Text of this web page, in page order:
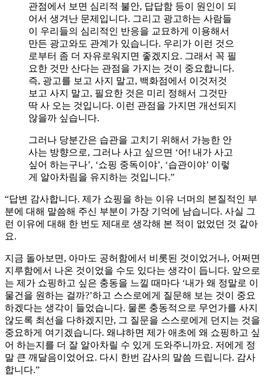
관점에서 보면 심리적 불안, 답답함 등이 원인이 되
어서 생겨난 문제입니다. 그리고 광고하는 사람들
이 우리들의 심리적인 반응을 교묘하게 이용해서
만든 광고와도 관계가 있습니다. 우리가 이런 것으
로부터 좀 더 자유로워지면 좋겠지요. 그래서 꼭 필
요한 것만 산다는 관점을 가지는 것이 중요합니다.
즉, 광고를 보고 사지 말고, 백화점에서 이것저것
보고 사지 말고, 필요한 것은 미리 정해서 그것만
딱 사 오는 것입니다. 이런 관점을 가지면 개선되지
않을까 싶습니다.
그러나 당분간은 습관을 고치기 위해서 가능한 안
사는 방향으로, 그러나 사고 싶으면 ‘어! 내가 사고
싶어 하는구나’, ‘쇼핑 중독이야’, ‘습관이야’ 이렇
게 알아차림을 유지하는 것입니다.”
“답변 감사합니다. 제가 쇼핑을 하는 이유 너머의 본질적인 부
분에 대해 말씀해 주신 부분이 가장 기억에 남습니다. 사실 그
런 이유에 대해 한 번도 제대로 생각해 본 적이 없었던 것 같아
요.
지금 돌아보면, 아마도 공허함에서 비롯된 것이었거나, 어쩌면
지루함에서 나온 것이었을 수도 있다는 생각이 듭니다. 앞으로
는 제가 쇼핑하고 싶은 충동을 느낄 때마다 ‘내가 왜 정말로 이
물건을 원하는 걸까?’하고 스스로에게 질문해 보는 것이 중요
하겠다는 생각이 들었습니다. 물론 충동적으로 무언가를 사지
않도록 최선을 다하겠지만, 그 질문을 스스로에게 던지는 것을
중요하게 여기겠습니다. 왜냐하면 제가 애초에 왜 쇼핑하고 싶
어 하는지를 더 잘 알아차릴 수 있게 도와주니까요. 저에게 정
말 큰 깨달음이었어요. 다시 한번 감사의 말씀 드립니다. 감사
합니다.”